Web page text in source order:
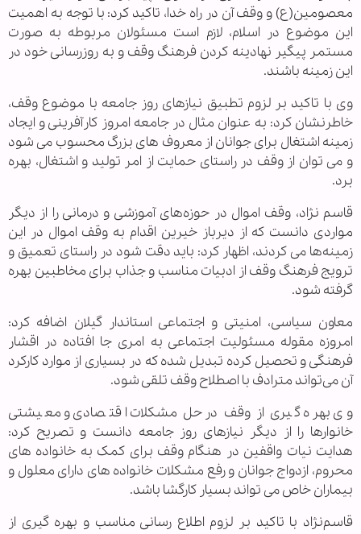
معصومین(ع) و وقف آن در راه خدا، تاکید کرد: با توجه به اهمیت
این موضوع در اسلام، لازم است مسئولان مربوطه به صورت
مستمر پیگیر نهادینه کردن فرهنگ وقف و به روزرسانی خود در
این زمینه باشند.
وی با تاکید بر لزوم تطبیق نیازهای روز جامعه با موضوع وقف،
خاطرنشان کرد: به عنوان مثال در جامعه امروز کارآفرینی و ایجاد
زمینه اشتغال برای جوانان از معروف های بزرگ محسوب می شود
و می توان از وقف در راستای حمایت از امر تولید و اشتغال، بهره
برد.
قاسم نژاد، وقف اموال در حوزه‌های آموزشی و درمانی را از دیگر
مواردی دانست که از دیرباز خیرین اقدام به وقف اموال در این
زمینه‌ها می کردند، اظهار کرد: باید دقت شود در راستای تعمیق و
ترویج فرهنگ وقف از ادبیات مناسب و جذاب برای مخاطبین بهره
گرفته شود.
معاون سیاسی، امنیتی و اجتماعی استاندار گیلان اضافه کرد:
امروزه مقوله مسئولیت اجتماعی به امری جا افتاده در اقشار
فرهنگی و تحصیل کرده تبدیل شده که در بسیاری از موارد کارکرد
آن می‌تواند مترادف با اصطلاح وقف تلقی شود.
وی بهره گیری از وقف در حل مشکلات اقتصادی و معیشتی
خانوارها را از دیگر نیازهای روز جامعه دانست و تصریح کرد:
هدایت نیات واقفین در هنگام وقف برای کمک به خانواده های
محروم، ازدواج جوانان و رفع مشکلات خانواده های دارای معلول و
بیماران خاص می تواند بسیار کارگشا باشد.
قاسم‌نژاد با تاکید بر لزوم اطلاع رسانی مناسب و بهره گیری از